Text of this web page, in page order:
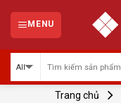
content
MENU
Trang chủ